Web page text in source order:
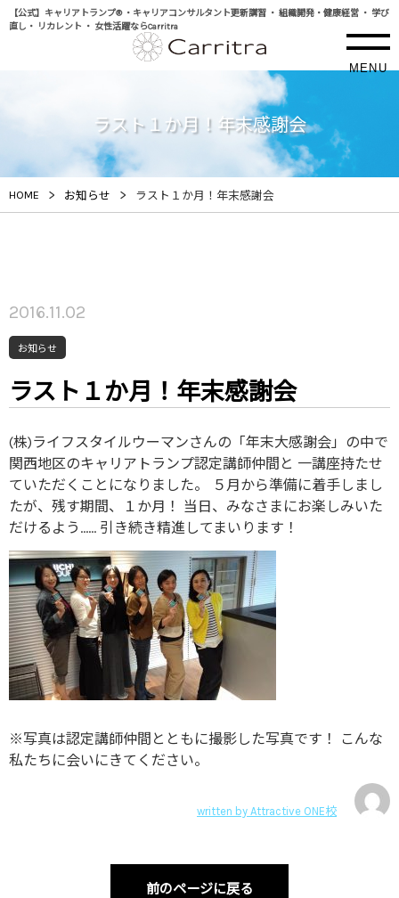
【公式】キャリアトランプ® ・キャリアコンサルタント更新講習 ・ 組織開発・健康経営 ・ 学び
直し・ リカレント ・ 女性活躍ならCarritra
MENU
ラスト１か月！年末感謝会
HOME > お知らせ > ラスト１か月！年末感謝会
2016.11.02
お知らせ
ラスト１か月！年末感謝会
(株)ライフスタイルウーマンさんの「年末大感謝会」の中で
関西地区のキャリアトランプ認定講師仲間と 一講座持たせ
ていただくことになりました。 ５月から準備に着手しまし
たが、残す期間、１か月！ 当日、みなさまにお楽しみいた
だけるよう…… 引き続き精進してまいります！
※写真は認定講師仲間とともに撮影した写真です！ こんな
私たちに会いにきてください。
written by Attractive ONE校
前のページに戻る